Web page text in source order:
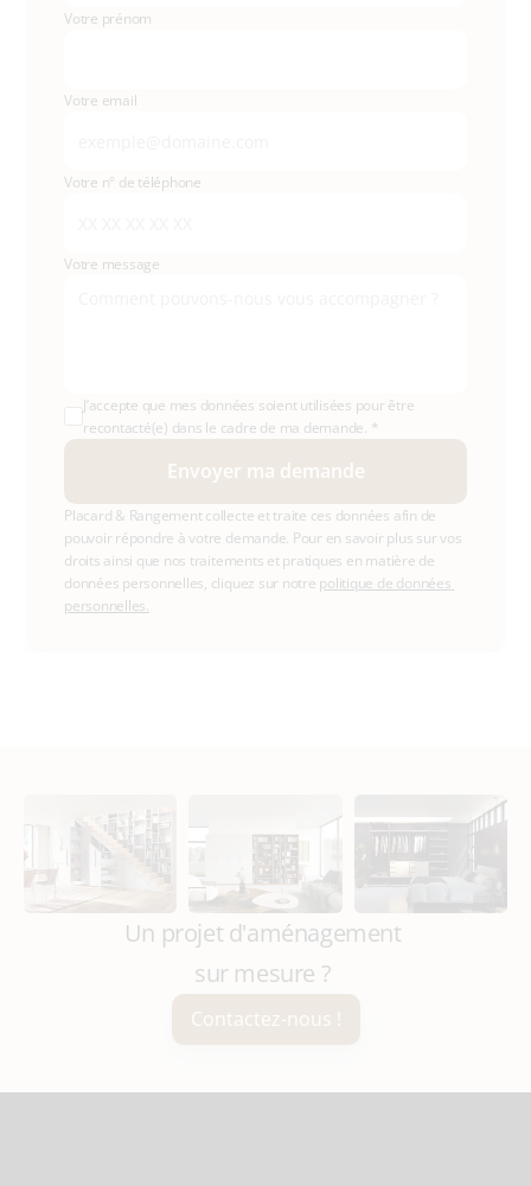
Votre prénom
Votre email
Votre n° de téléphone
Votre message
J’accepte que mes données soient utilisées pour être
recontacté(e) dans le cadre de ma demande. *
Envoyer ma demande
Placard & Rangement collecte et traite ces données afin de
pouvoir répondre à votre demande. Pour en savoir plus sur vos
droits ainsi que nos traitements et pratiques en matière de
données personnelles, cliquez sur notre politique de données
personnelles.
Un projet d'aménagement
sur mesure ?
Contactez-nous !